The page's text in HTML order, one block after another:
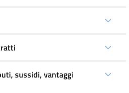
sussidi, vantaggi